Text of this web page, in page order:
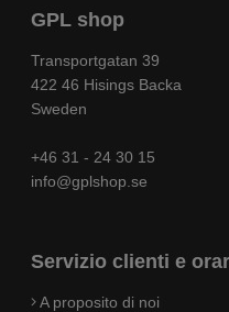
GPL shop
Transportgatan 39
422 46 Hisings Backa
Sweden
+46 31 - 24 30 15
info@gplshop.se
Servizio clienti e
A proposito di noi